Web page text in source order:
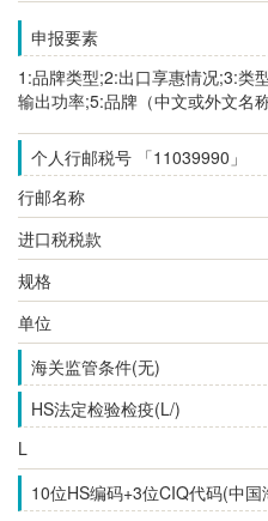
申报要素
1:品牌类型;2:出口享惠情况;3:类
输出功率;5:品牌（中文或外文名
个人行邮税号 「11039990」
行邮名称
进口税税款
规格
单位
海关监管条件(无)
HS法定检验检疫(L/)
L
10位HS编码+3位CIQ代码(中